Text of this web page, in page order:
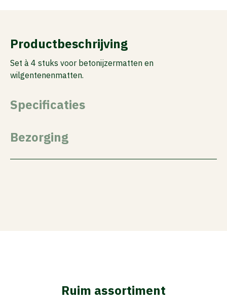
Productbeschrijving
Set à 4 stuks voor betonijzermatten en
wilgentenenmatten.
Specificaties
Bezorging
Ruim assortiment